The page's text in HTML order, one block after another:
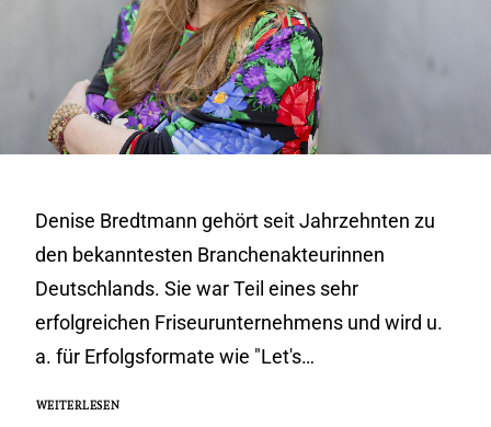
Denise Bredtmann gehört seit Jahrzehnten zu
den bekanntesten Branchenakteurinnen
Deutschlands. Sie war Teil eines sehr
erfolgreichen Friseurunternehmens und wird u.
a. für Erfolgsformate wie "Let's…
WEITERLESEN